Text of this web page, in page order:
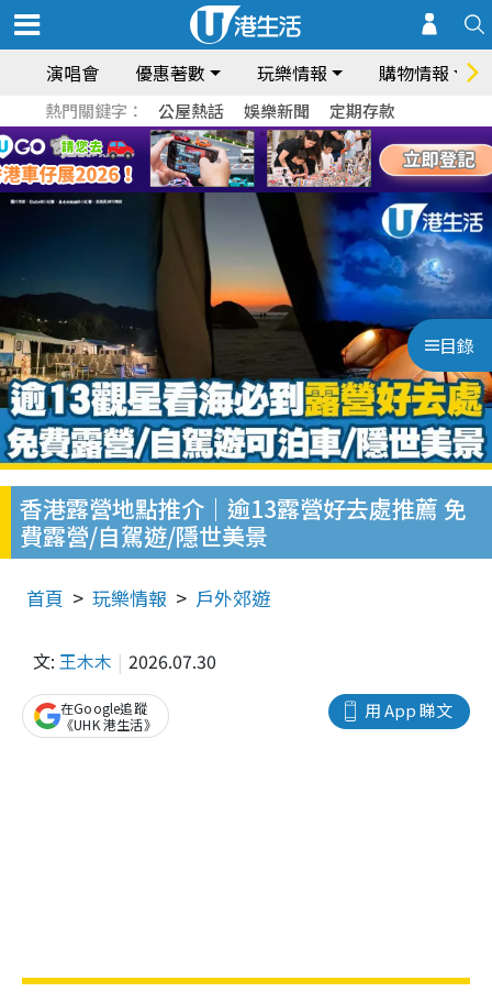
演唱會 優惠著數 玩樂情報 購物情報
熱門關鍵字： 公屋熱話 娛樂新聞 定期存款
目錄
香港露營地點推介｜逾13露營好去處推薦 免
費露營/自駕遊/隱世美景
首頁 玩樂情報 戶外郊遊
文: 王木木 2026.07.30
用 App 睇文
在Google追蹤
《UHK 港生活》